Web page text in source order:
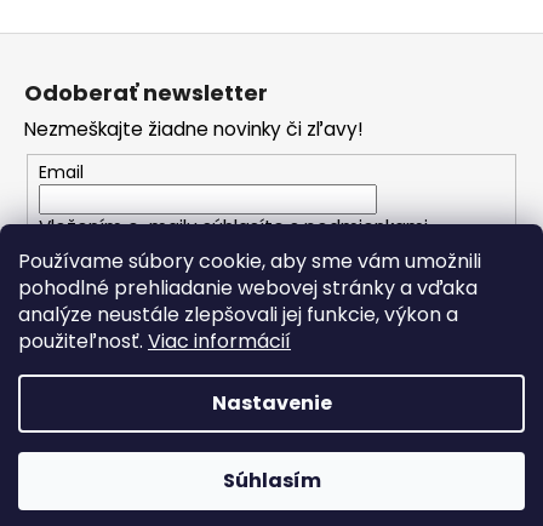
Používame súbory cookie, aby sme vám umožnili
pohodlné prehliadanie webovej stránky a vďaka
analýze neustále zlepšovali jej funkcie, výkon a
použiteľnosť. Viac informácií
Nastavenie
Súhlasím
e
Odoberať newsletter
Nezmeškajte žiadne novinky či zľavy!
Email
Vložením e-mailu súhlasíte spodmienkami
ochrany osobných údajov
PRIHLÁSIŤ SA
Copyright 2026Spomienkové predmety. Všetky práva
vyhradené.